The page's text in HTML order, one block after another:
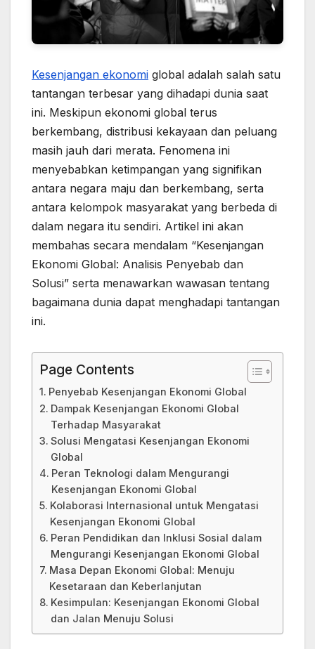
Kesenjangan ekonomi global adalah salah satu
tantangan terbesar yang dihadapi dunia saat
ini. Meskipun ekonomi global terus
berkembang, distribusi kekayaan dan peluang
masih jauh dari merata. Fenomena ini
menyebabkan ketimpangan yang signifikan
antara negara maju dan berkembang, serta
antara kelompok masyarakat yang berbeda di
dalam negara itu sendiri. Artikel ini akan
membahas secara mendalam “Kesenjangan
Ekonomi Global: Analisis Penyebab dan
Solusi” serta menawarkan wawasan tentang
bagaimana dunia dapat menghadapi tantangan
ini.
Page Contents
Penyebab Kesenjangan Ekonomi Global
Dampak Kesenjangan Ekonomi Global
Terhadap Masyarakat
Solusi Mengatasi Kesenjangan Ekonomi
Global
Peran Teknologi dalam Mengurangi
Kesenjangan Ekonomi Global
Kolaborasi Internasional untuk Mengatasi
Kesenjangan Ekonomi Global
Peran Pendidikan dan Inklusi Sosial dalam
Mengurangi Kesenjangan Ekonomi Global
Masa Depan Ekonomi Global: Menuju
Kesetaraan dan Keberlanjutan
Kesimpulan: Kesenjangan Ekonomi Global
dan Jalan Menuju Solusi